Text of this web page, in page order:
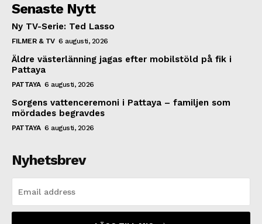
Senaste Nytt
Ny TV-Serie: Ted Lasso
FILMER & TV 6 augusti, 2026
Äldre västerlänning jagas efter mobilstöld på fik i
Pattaya
PATTAYA 6 augusti, 2026
Sorgens vattenceremoni i Pattaya – familjen som
mördades begravdes
PATTAYA 6 augusti, 2026
Nyhetsbrev